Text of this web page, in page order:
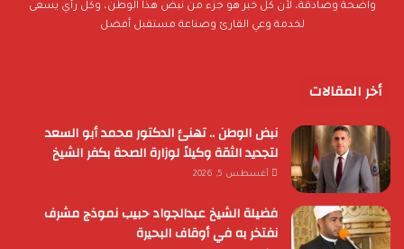
واضحة وصادقة، لأن كل خبر هو جزء من نبض هذا الوطن، وكل رأي يسعى
لخدمة وعي القارئ وصناعة مستقبل أفضل
أخر المقالات
نبض الوطن .. تهنئ الدكتور محمد أبو السعد
لتجديد الثقة وكيلاً لوزارة الصحة بكفر الشيخ
أغسطس 5, 2026
فضيلة الشيخ عبدالجواد حبيب نموذج مشرف
نفتخر به في أوقاف البحيرة